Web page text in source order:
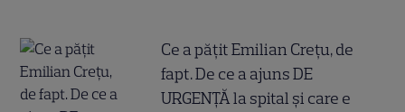
Ce a pățit Emilian Crețu, de
fapt. De ce a ajuns DE
URGENȚĂ la spital și care e